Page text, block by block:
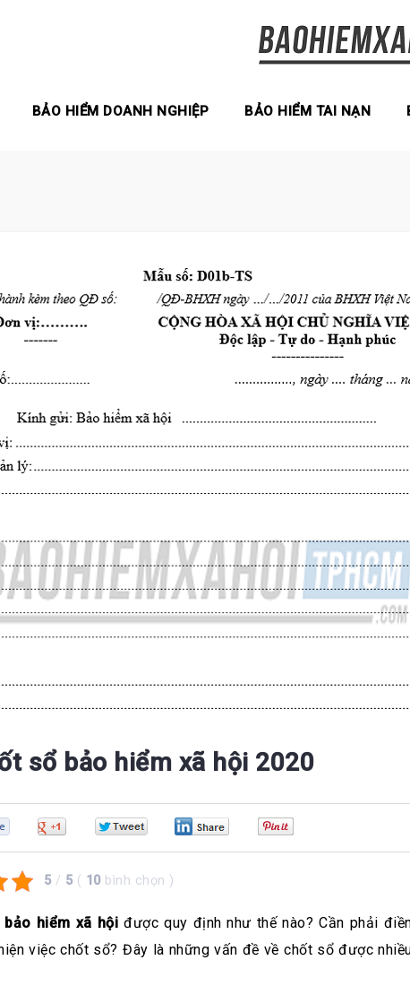
BẢO HIỂM DOANH NGHIỆP BẢO HIỂM TAI NẠN
sổ bảo hiểm xã hội 2020
5 / 5 ( 10 bình chọn )
bảo hiểm xã hộiđược quy định như thế nào? Cần phải
việc chốt sổ? Đây là những vấn đề về chốt sổ được